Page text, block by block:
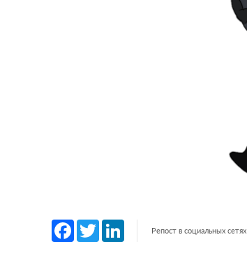
Facebook
Twitter LinkedInРепост в социальных